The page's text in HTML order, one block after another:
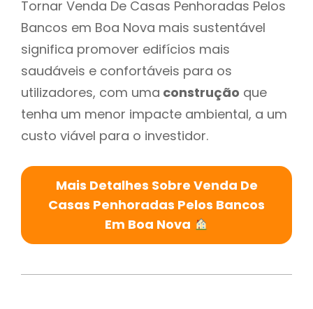
Tornar Venda De Casas Penhoradas Pelos
Bancos em Boa Nova mais sustentável
significa promover edifícios mais
saudáveis e confortáveis para os
utilizadores, com uma construção que
tenha um menor impacte ambiental, a um
custo viável para o investidor.
Mais Detalhes Sobre Venda De
Casas Penhoradas Pelos Bancos
Em Boa Nova